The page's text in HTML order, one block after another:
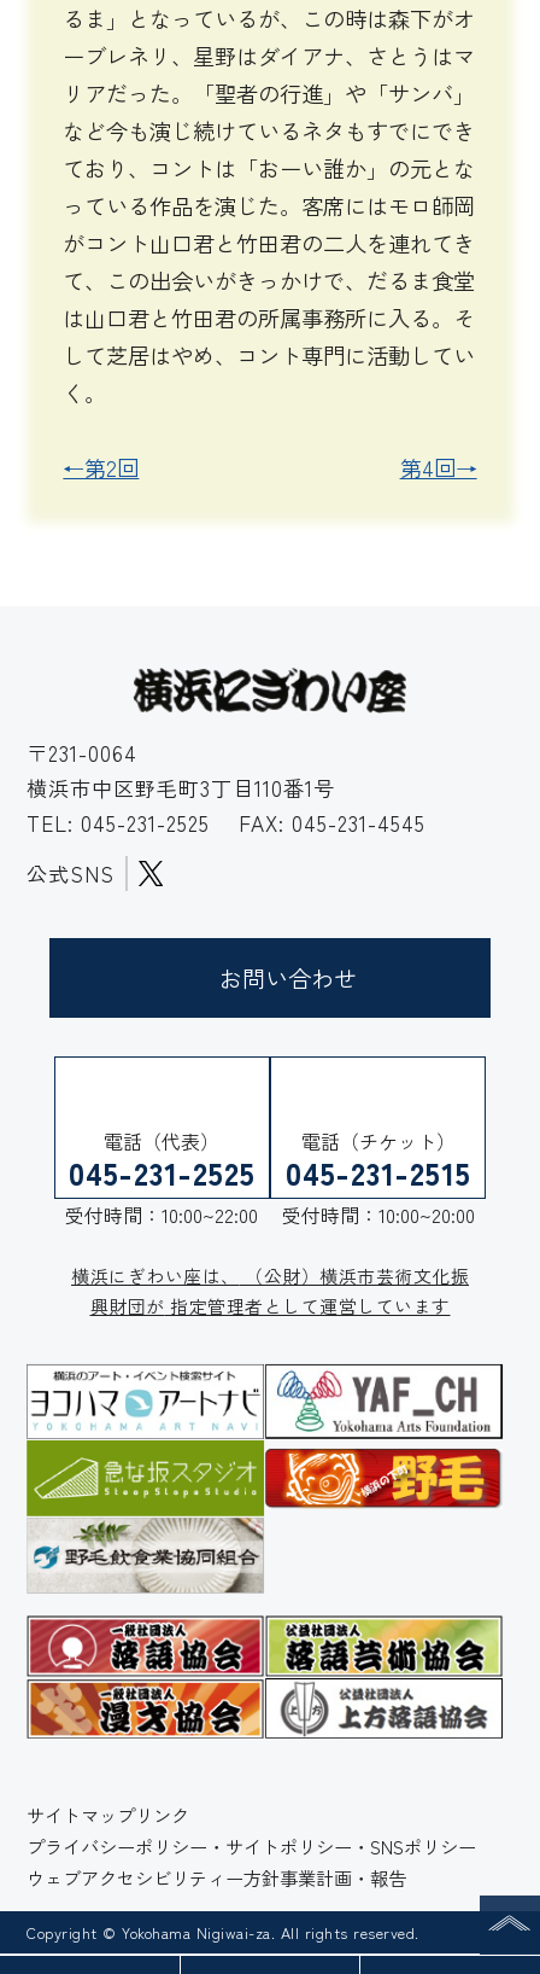
るま」となっているが、この時は森下がオ
ーブレネリ、星野はダイアナ、さとうはマ
リアだった。「聖者の行進」や「サンバ」
など今も演じ続けているネタもすでにでき
ており、コントは「おーい誰か」の元とな
っている作品を演じた。客席にはモロ師岡
がコント山口君と竹田君の二人を連れてき
て、この出会いがきっかけで、だるま食堂
は山口君と竹田君の所属事務所に入る。そ
して芝居はやめ、コント専門に活動してい
く。
←第2回 第4回→
〒231-0064
横浜市中区野毛町3丁目110番1号
TEL: 045-231-2525
FAX: 045-231-4545
公式SNS
お問い合わせ
電話（代表）
045-231-2525
受付時間：10:00~22:00
電話（チケット）
045-231-2515
受付時間：10:00~20:00
横浜にぎわい座は、
（公財）横浜市芸術文化振
興財団が 指定管理者として運営しています
サイトマップリンク
プライバシーポリシー・サイトポリシー・SNSポリシー
ウェブアクセシビリティー方針事業計画・報告
Copyright © Yokohama Nigiwai-za. All rights reserved.